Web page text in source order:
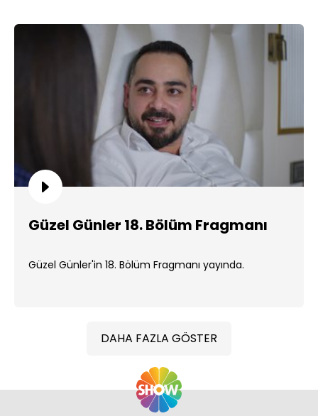
Güzel Günler 18. Bölüm Fragmanı
Güzel Günler'in 18. Bölüm Fragmanı yayında.
DAHA FAZLA GÖSTER